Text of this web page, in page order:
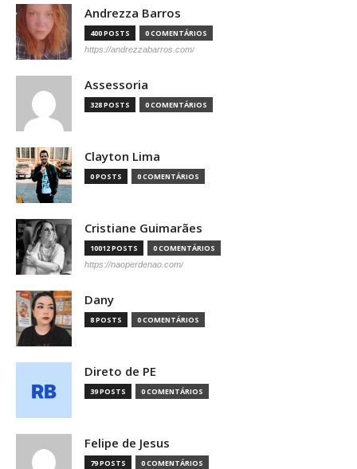
Andrezza Barros
400 POSTS 0 COMENTÁRIOS
https://andrezzabarros.com/
Assessoria
328 POSTS 0 COMENTÁRIOS
Clayton Lima
0 POSTS 0 COMENTÁRIOS
Cristiane Guimarães
10012 POSTS 0 COMENTÁRIOS
https://naoperdenao.com/
Dany
8 POSTS 0 COMENTÁRIOS
Direto de PE
39 POSTS 0 COMENTÁRIOS
Felipe de Jesus
79 POSTS 0 COMENTÁRIOS